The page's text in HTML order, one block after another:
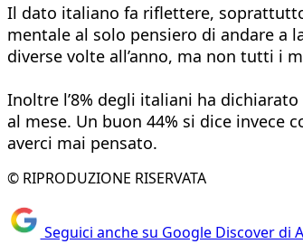
Il dato italiano fa riflettere,
mentale al solo pensiero di andare a
diverse volte all’anno, ma non tutti i
Inoltre l’8% degli italiani ha
al mese. Un buon 44% si dice invece
averci mai pensato.
© RIPRODUZIONE RISERVATA
Seguici anche su Google Discover di